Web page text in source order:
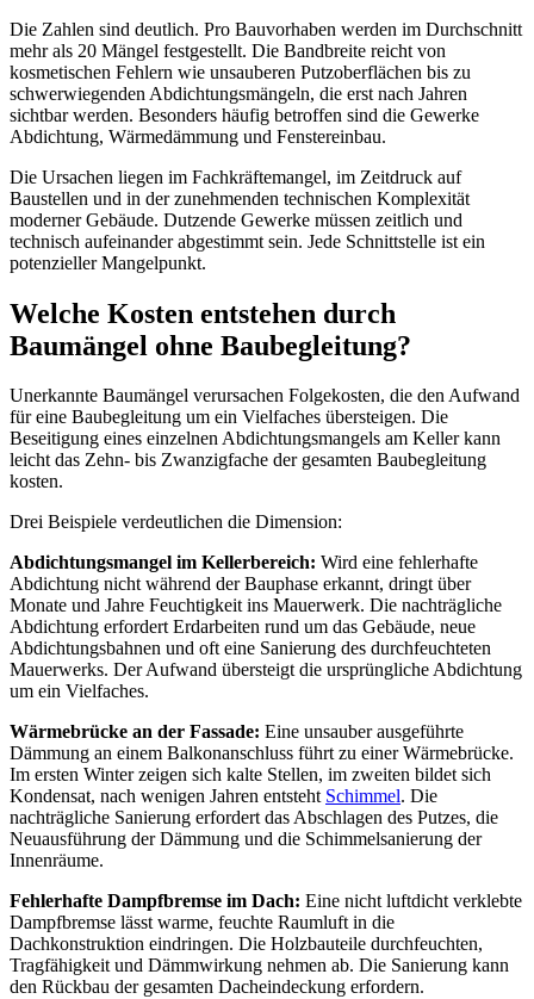
Die Zahlen sind deutlich. Pro Bauvorhaben werden im Durchschnitt
mehr als 20 Mängel festgestellt. Die Bandbreite reicht von
kosmetischen Fehlern wie unsauberen Putzoberflächen bis zu
schwerwiegenden Abdichtungsmängeln, die erst nach Jahren
sichtbar werden. Besonders häufig betroffen sind die Gewerke
Abdichtung, Wärmedämmung und Fenstereinbau.
Die Ursachen liegen im Fachkräftemangel, im Zeitdruck auf
Baustellen und in der zunehmenden technischen Komplexität
moderner Gebäude. Dutzende Gewerke müssen zeitlich und
technisch aufeinander abgestimmt sein. Jede Schnittstelle ist ein
potenzieller Mangelpunkt.
Welche Kosten entstehen durch
Baumängel ohne Baubegleitung?
Unerkannte Baumängel verursachen Folgekosten, die den Aufwand
für eine Baubegleitung um ein Vielfaches übersteigen. Die
Beseitigung eines einzelnen Abdichtungsmangels am Keller kann
leicht das Zehn- bis Zwanzigfache der gesamten Baubegleitung
kosten.
Drei Beispiele verdeutlichen die Dimension:
Abdichtungsmangel im Kellerbereich: Wird eine fehlerhafte
Abdichtung nicht während der Bauphase erkannt, dringt über
Monate und Jahre Feuchtigkeit ins Mauerwerk. Die nachträgliche
Abdichtung erfordert Erdarbeiten rund um das Gebäude, neue
Abdichtungsbahnen und oft eine Sanierung des durchfeuchteten
Mauerwerks. Der Aufwand übersteigt die ursprüngliche Abdichtung
um ein Vielfaches.
Wärmebrücke an der Fassade: Eine unsauber ausgeführte
Dämmung an einem Balkonanschluss führt zu einer Wärmebrücke.
Im ersten Winter zeigen sich kalte Stellen, im zweiten bildet sich
Kondensat, nach wenigen Jahren entsteht Schimmel. Die
nachträgliche Sanierung erfordert das Abschlagen des Putzes, die
Neuausführung der Dämmung und die Schimmelsanierung der
Innenräume.
Fehlerhafte Dampfbremse im Dach: Eine nicht luftdicht verklebte
Dampfbremse lässt warme, feuchte Raumluft in die
Dachkonstruktion eindringen. Die Holzbauteile durchfeuchten,
Tragfähigkeit und Dämmwirkung nehmen ab. Die Sanierung kann
den Rückbau der gesamten Dacheindeckung erfordern.